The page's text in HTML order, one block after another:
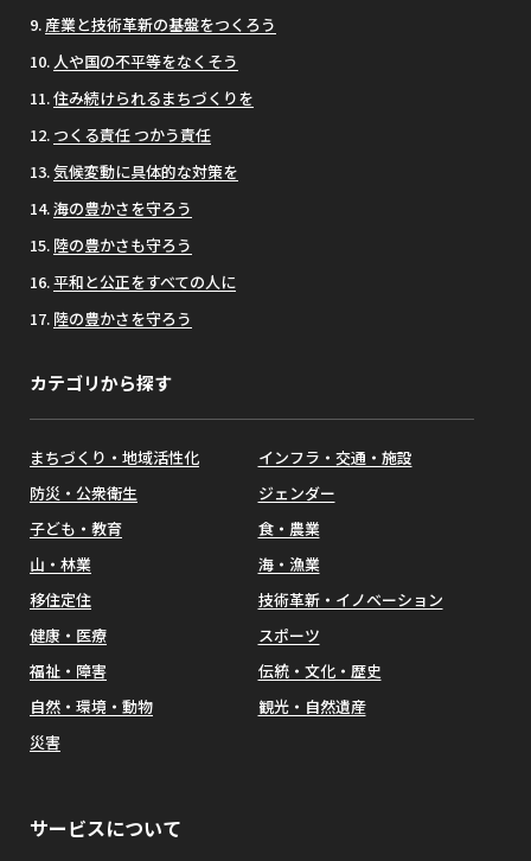
産業と技術革新の基盤をつくろう
人や国の不平等をなくそう
住み続けられるまちづくりを
つくる責任 つかう責任
気候変動に具体的な対策を
海の豊かさを守ろう
陸の豊かさも守ろう
平和と公正をすべての人に
陸の豊かさを守ろう
カテゴリから探す
まちづくり・地域活性化
インフラ・交通・施設
防災・公衆衛生
ジェンダー
子ども・教育
食・農業
山・林業
海・漁業
移住定住
技術革新・イノベーション
健康・医療
スポーツ
福祉・障害
伝統・文化・歴史
自然・環境・動物
観光・自然遺産
災害
サービスについて